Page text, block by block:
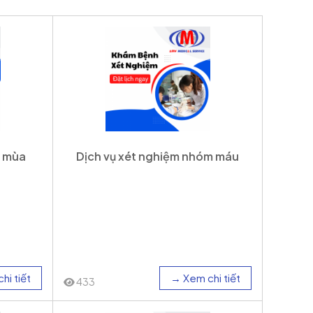
tiết
Dịch vụ xét nghiệm nhóm máu
433 → Xem chi tiết